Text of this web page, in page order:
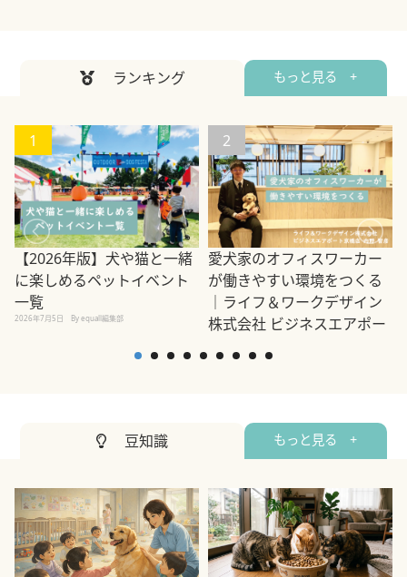
ランキング もっと見る +
1
【2026年版】犬や猫と一緒
に楽しめるペットイベント
一覧
2026年7月5日 By equall編集部
2
愛犬家のオフィスワーカー
が働きやすい環境をつくる
｜ライフ＆ワークデザイン
株式会社 ビジネスエアポー
2022年12月9日 By equall編集部
豆知識 もっと見る +